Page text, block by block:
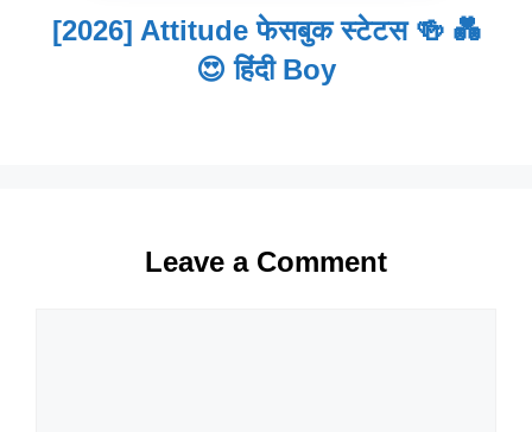
[2026] Attitude फेसबुक स्टेटस 🍻 💑
😍 हिंदी Boy
Leave a Comment